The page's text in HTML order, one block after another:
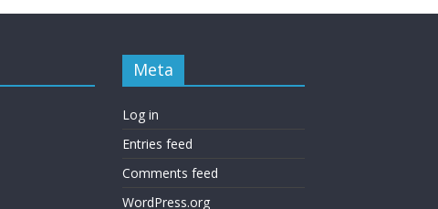
Meta
Log in
Entries feed
Comments feed
WordPress.org